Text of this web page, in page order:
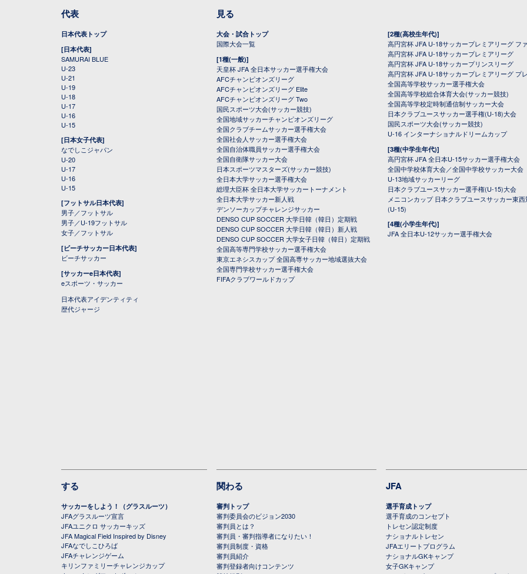
代表
日本代表トップ
[日本代表]
SAMURAI BLUE
U-23
U-21
U-19
U-18
U-17
U-16
U-15
[日本女子代表]
なでしこジャパン
U-20
U-17
U-16
U-15
[フットサル日本代表]
男子／フットサル
男子／U-19フットサル
女子／フットサル
[ビーチサッカー日本代表]
ビーチサッカー
[サッカーe日本代表]
eスポーツ・サッカー
日本代表アイデンティティ
歴代ジャージ
見る
大会・試合トップ
国際大会一覧
[1種(一般)]
天皇杯 JFA 全日本サッカー選手権大会
AFCチャンピオンズリーグ
AFCチャンピオンズリーグ Elite
AFCチャンピオンズリーグ Two
国民スポーツ大会(サッカー競技)
全国地域サッカーチャンピオンズリーグ
全国クラブチームサッカー選手権大会
全国社会人サッカー選手権大会
全国自治体職員サッカー選手権大会
全国自衛隊サッカー大会
日本スポーツマスターズ(サッカー競技)
全日本大学サッカー選手権大会
総理大臣杯 全日本大学サッカートーナメント
全日本大学サッカー新人戦
デンソーカップチャレンジサッカー
DENSO CUP SOCCER 大学日韓（韓日）定期戦
DENSO CUP SOCCER 大学日韓（韓日）新人戦
DENSO CUP SOCCER 大学女子日韓（韓日）定期戦
全国高等専門学校サッカー選手権大会
東京エネシスカップ 全国高専サッカー地域選抜大会
全国専門学校サッカー選手権大会
FIFAクラブワールドカップ
[2種(高校生年代)]
高円宮杯 JFA U-18サッカープレミアリーグ フ
高円宮杯 JFA U-18サッカープレミアリーグ
高円宮杯 JFA U-18サッカープリンスリーグ
高円宮杯 JFA U-18サッカープレミアリーグ プ
全国高等学校サッカー選手権大会
全国高等学校総合体育大会(サッカー競技)
全国高等学校定時制通信制サッカー大会
日本クラブユースサッカー選手権(U-18)大会
国民スポーツ大会(サッカー競技)
U-16 インターナショナルドリームカップ
[3種(中学生年代)]
高円宮杯 JFA 全日本U-15サッカー選手権大会
全国中学校体育大会／全国中学校サッカー大会
U-13地域サッカーリーグ
日本クラブユースサッカー選手権(U-15)大会
メニコンカップ 日本クラブユースサッカー東
(U-15)
[4種(小学生年代)]
JFA 全日本U-12サッカー選手権大会
する
サッカーをしよう！（グラスルーツ）
JFAグラスルーツ宣言
JFAユニクロ サッカーキッズ
JFA Magical Field Inspired by Disney
JFAなでしこひろば
JFAチャレンジゲーム
キリンファミリーチャレンジカップ
関わる
審判トップ
審判委員会のビジョン2030
審判員とは？
審判員・審判指導者になりたい！
審判員制度・資格
審判員紹介
審判登録者向けコンテンツ
JFA
選手育成トップ
選手育成のコンセプト
トレセン認定制度
ナショナルトレセン
JFAエリートプログラム
ナショナルGKキャンプ
女子GKキャンプ